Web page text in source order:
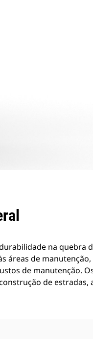
na quebra
de manutenção,
de manutenção.
de estradas,